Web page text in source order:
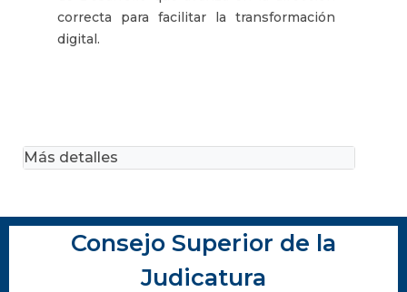
correcta para facilitar la transformación
digital.
Más detalles
Consejo Superior de la
Judicatura